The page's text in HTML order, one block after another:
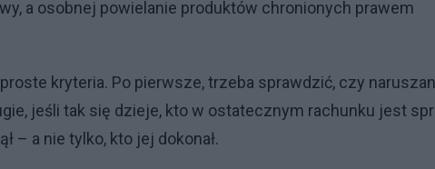
a osobnej powielanie produktów chronionych prawem
kryteria. Po pierwsze, trzeba sprawdzić, czy
jeśli tak się dzieje, kto w ostatecznym rachunku jest
– a nie tylko, kto jej dokonał.